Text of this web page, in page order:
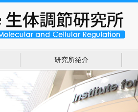
研究所紹介